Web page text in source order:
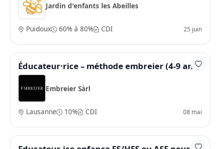
Jardin d'enfants les Abeilles
Puidoux 60% à 80% CDI 25 juin
Éducateur·rice – méthode embreier (4-9 ans)
Embreier Sàrl
Lausanne 10% CDI 08 mai